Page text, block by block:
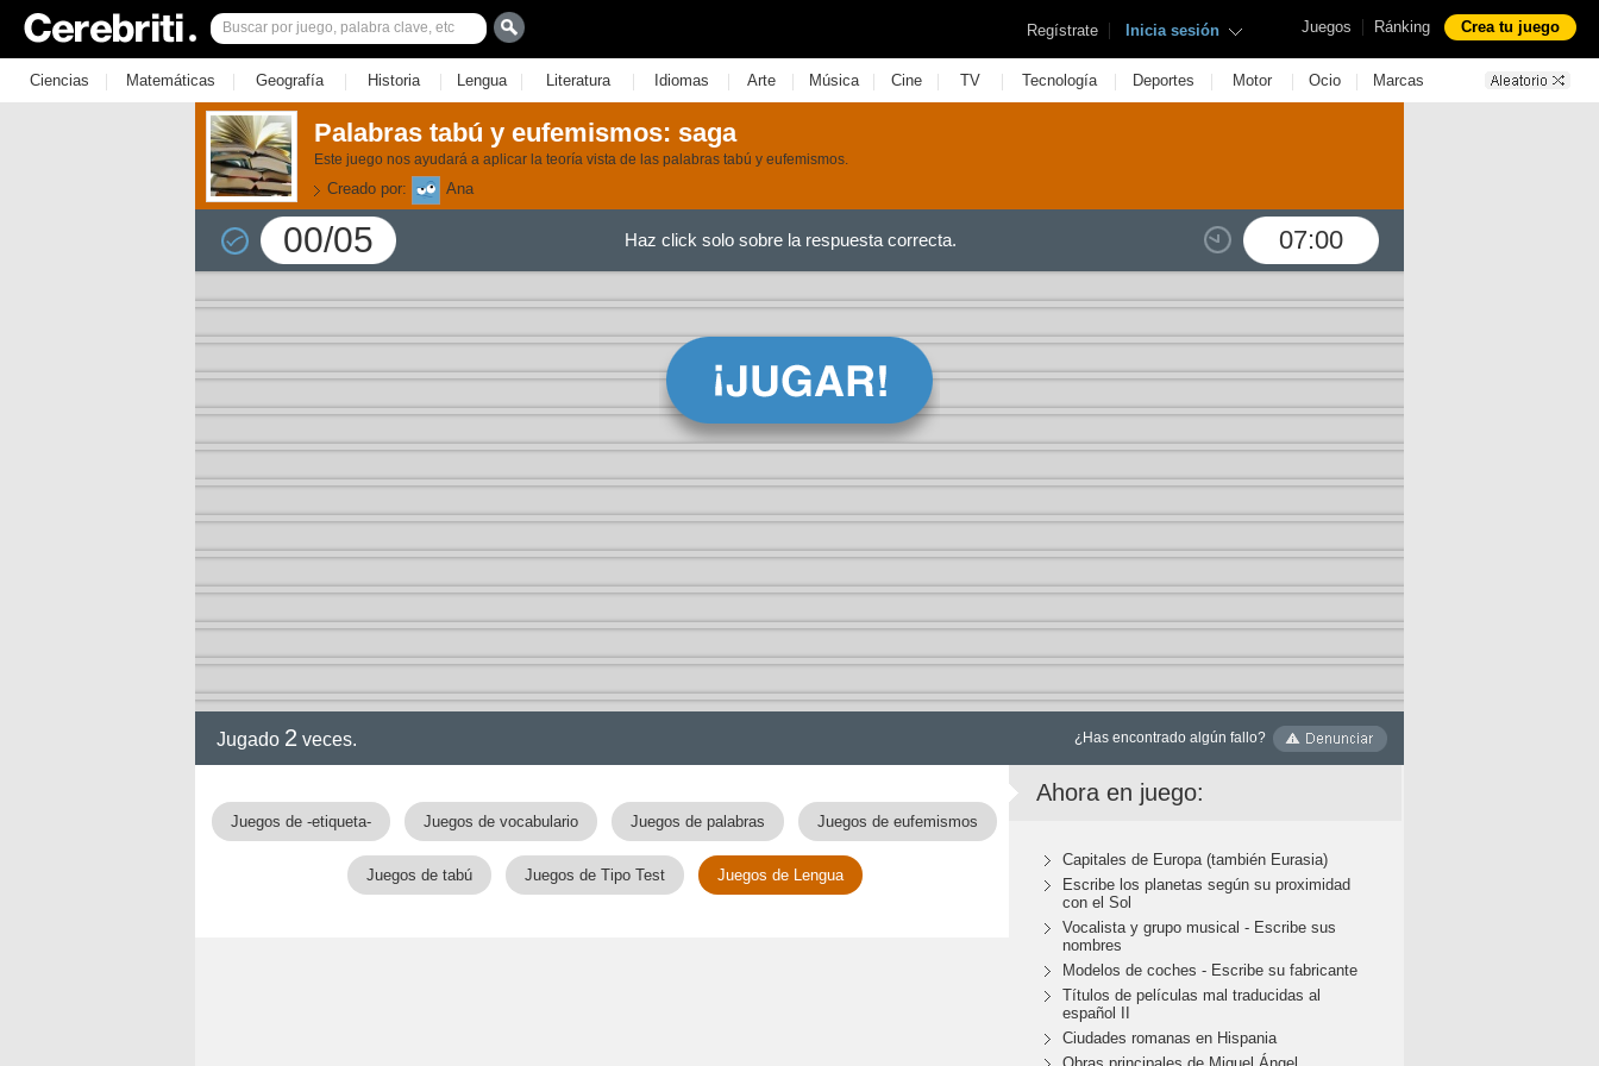
Juegos | Ránking Crea tu juego
Regístrate | Inicia sesión
Ciencias | Matemáticas | Geografía | Historia | Lengua | Literatura | Idiomas | Arte | Música | Cine | TV | Tecnología | Deportes | Motor | Ocio | Marcas
Palabras tabú y eufemismos: saga
Este juego nos ayudará a aplicar la teoría vista de las palabras tabú y eufemismos.
Creado por: Ana
00/05 07:00
Haz click solo sobre la respuesta correcta.
Jugado 2 veces. ¿Has encontrado algún fallo?
Juegos de -etiqueta- Juegos de vocabulario Juegos de palabras Juegos de eufemismos
Juegos de tabú Juegos de Tipo Test Juegos de Lengua
Ahora en juego:
Capitales de Europa (también Eurasia)
Escribe los planetas según su proximidad
con el Sol
Vocalista y grupo musical - Escribe sus
nombres
Modelos de coches - Escribe su fabricante
Títulos de películas mal traducidas al
español II
Ciudades romanas en Hispania